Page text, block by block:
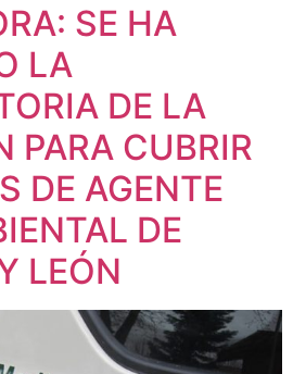
SE HA
LA
DE LA
PARA CUBRIR
DE AGENTE
DE
LEÓN